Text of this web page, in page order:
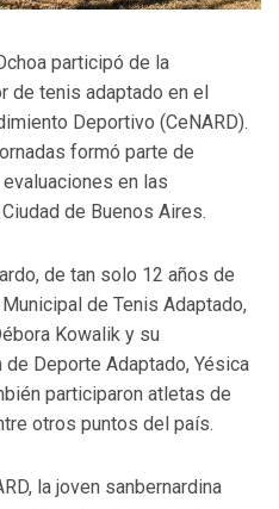
participó de la
de tenis adaptado en el
Deportivo (CeNARD).
formó parte de
en las
de Buenos Aires.
de tan solo 12 años de
de Tenis Adaptado,
Kowalik y su
Deporte Adaptado, Yésica
participaron atletas de
otros puntos del país.
la joven sanbernardina